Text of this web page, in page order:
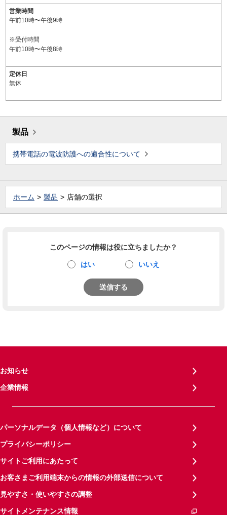
営業時間
午前10時〜午後9時
※受付時間
午前10時〜午後8時
定休日
無休
製品
携帯電話の電波防護への適合性について
ホーム 製品 店舗の選択
このページの情報は役に立ちましたか？
はい いいえ
送信する
お知らせ
企業情報
パーソナルデータ（個人情報など）について
プライバシーポリシー
サイトご利用にあたって
お客さまご利用端末からの情報の外部送信について
見やすさ・使いやすさの調整
サイトメンテナンス情報